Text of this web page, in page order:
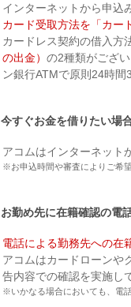
インターネットから申込
カード受取方法を「カー
カードレス契約の借入方
の出金） の2種類がござ
ン銀行ATMで原則24時間
今すぐお金を借りたい場
アコムはインターネット
※お申込時間や審査によりご希
お勤め先に在籍確認の電
電話による勤務先への在
アコムはカードローンや
告内容での確認を実施し
※いかなる場合においても、電